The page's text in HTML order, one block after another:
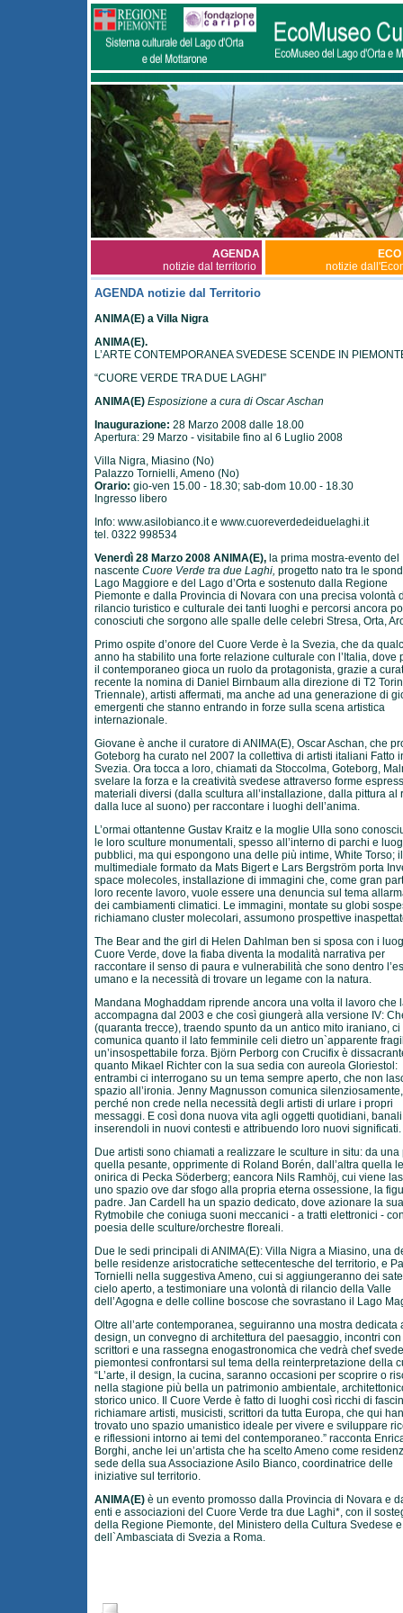
AGENDA
notizie dal territorio
notizie
AGENDA notizie dal Territorio
ANIMA(E) a Villa Nigra
ANIMA(E).
L’ARTE CONTEMPORANEA SVEDESE SCENDE IN
“CUORE VERDE TRA DUE LAGHI”
ANIMA(E) Esposizione a cura di Oscar Aschan
Inaugurazione: 28 Marzo 2008 dalle 18.00
Apertura: 29 Marzo - visitabile fino al 6 Luglio 2008
Villa Nigra, Miasino (No)
Palazzo Tornielli, Ameno (No)
Orario: gio-ven 15.00 - 18.30; sab-dom 10.00 - 18.30
Ingresso libero
Info: www.asilobianco.ite www.cuoreverdedeiduelaghi.it
tel. 0322 998534
Venerdì 28 Marzo 2008 ANIMA(E), la prima mostra-evento del
nascente Cuore Verde tra due Laghi, progetto nato tra le
Lago Maggiore e del Lago d’Orta e sostenuto dalla Regione
Piemonte e dalla Provincia di Novara con una precisa volontà
rilancio turistico e culturale dei tanti luoghi e percorsi ancora
conosciuti che sorgono alle spalle delle celebri Stresa, Orta,
Primo ospite d’onore del Cuore Verde è la Svezia, che da
anno ha stabilito una forte relazione culturale con l’Italia, dove
il contemporaneo gioca un ruolo da protagonista, grazie a
recente la nomina di Daniel Birnbaum alla direzione di T2
Triennale), artisti affermati, ma anche ad una generazione di
emergenti che stanno entrando in forze sulla scena artistica
internazionale.
Giovane è anche il curatore di ANIMA(E), Oscar Aschan, che
Goteborg ha curato nel 2007 la collettiva di artisti italiani Fatto
Svezia. Ora tocca a loro, chiamati da Stoccolma, Goteborg,
svelare la forza e la creatività svedese attraverso forme
materiali diversi (dalla scultura all’installazione, dalla pittura al
dalla luce al suono) per raccontare i luoghi dell’anima.
L’ormai ottantenne Gustav Kraitz e la moglie Ulla sono
le loro sculture monumentali, spesso all’interno di parchi e
pubblici, ma qui espongono una delle più intime, White Torso;
multimediale formato da Mats Bigert e Lars Bergström porta
space molecoles, installazione di immagini che, come gran
loro recente lavoro, vuole essere una denuncia sul tema
dei cambiamenti climatici. Le immagini, montate su globi
richiamano cluster molecolari, assumono prospettive
The Bear and the girl di Helen Dahlman ben si sposa con i
Cuore Verde, dove la fiaba diventa la modalità narrativa per
raccontare il senso di paura e vulnerabilità che sono dentro
umano e la necessità di trovare un legame con la natura.
Mandana Moghaddam riprende ancora una volta il lavoro che
accompagna dal 2003 e che così giungerà alla versione IV:
(quaranta trecce), traendo spunto da un antico mito iraniano, ci
comunica quanto il lato femminile celi dietro un`apparente
un’insospettabile forza. Björn Perborg con Crucifix è
quanto Mikael Richter con la sua sedia con aureola Gloriestol:
entrambi ci interrogano su un tema sempre aperto, che non
spazio all’ironia. Jenny Magnusson comunica silenziosamente,
perché non crede nella necessità degli artisti di urlare i propri
messaggi. E così dona nuova vita agli oggetti quotidiani,
inserendoli in nuovi contesti e attribuendo loro nuovi significati.
Due artisti sono chiamati a realizzare le sculture in situ: da una
quella pesante, opprimente di Roland Borén, dall’altra quella
onirica di Pecka Söderberg; eancora Nils Ramhöj, cui viene
uno spazio ove dar sfogo alla propria eterna ossessione, la
padre. Jan Cardell ha un spazio dedicato, dove azionare la sua
Rytmobile che coniuga suoni meccanici - a tratti elettronici -
poesia delle sculture/orchestre floreali.
Due le sedi principali di ANIMA(E): Villa Nigra a Miasino, una
belle residenze aristocratiche settecentesche del territorio, e
Tornielli nella suggestiva Ameno, cui si aggiungeranno dei
cielo aperto, a testimoniare una volontà di rilancio della Valle
dell’Agogna e delle colline boscose che sovrastano il Lago
Oltre all’arte contemporanea, seguiranno una mostra dedicata
design, un convegno di architettura del paesaggio, incontri con
scrittori e una rassegna enogastronomica che vedrà chef
piemontesi confrontarsi sul tema della reinterpretazione della
“L’arte, il design, la cucina, saranno occasioni per scoprire o
nella stagione più bella un patrimonio ambientale,
storico unico. Il Cuore Verde è fatto di luoghi così ricchi di
richiamare artisti, musicisti, scrittori da tutta Europa, che qui
trovato uno spazio umanistico ideale per vivere e sviluppare
e riflessioni intorno ai temi del contemporaneo.” racconta
Borghi, anche lei un’artista che ha scelto Ameno come
sede della sua Associazione Asilo Bianco, coordinatrice delle
iniziative sul territorio.
ANIMA(E) è un evento promosso dalla Provincia di Novara e
enti e associazioni del Cuore Verde tra due Laghi*, con il
della Regione Piemonte, del Ministero della Cultura Svedese e
dell`Ambasciata di Svezia a Roma.